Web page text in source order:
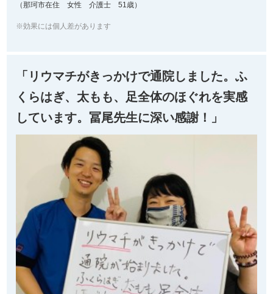
（那珂市在住 女性 介護士 51歳）
※効果には個人差があります
「リウマチがきっかけで通院しました。ふ
くらはぎ、太もも、足全体のほぐれを実感
しています。冨尾先生に深い感謝！」